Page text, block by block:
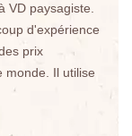
VD paysagiste.
d'expérience
prix
monde. Il utilise